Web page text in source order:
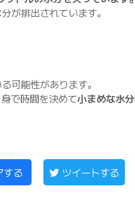
が排出されています。
可能性があります。
で時間を決めて小まめな水
する ツイートする